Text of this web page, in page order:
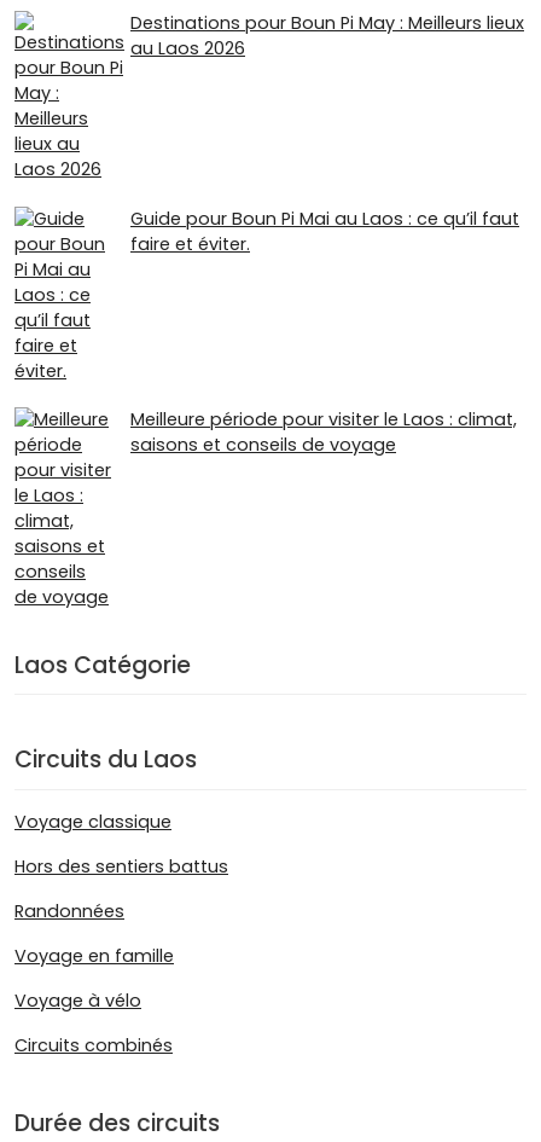
Destinations pour Boun Pi May : Meilleurs lieux
au Laos 2026
Guide pour Boun Pi Mai au Laos : ce qu’il faut
faire et éviter.
Meilleure période pour visiter le Laos : climat,
saisons et conseils de voyage
Laos Catégorie
Circuits du Laos
Voyage classique
Hors des sentiers battus
Randonnées
Voyage en famille
Voyage à vélo
Circuits combinés
Durée des circuits